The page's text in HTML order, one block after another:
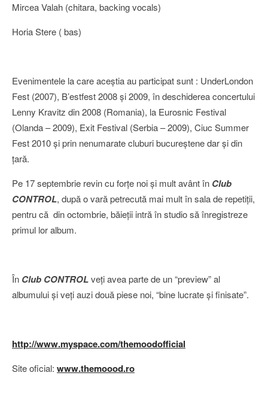
Mircea Valah (chitara, backing vocals)
Horia Stere ( bas)
Evenimentele la care aceştia au participat sunt : UnderLondon
Fest (2007), B’estfest 2008 şi 2009, în deschiderea concertului
Lenny Kravitz din 2008 (Romania), la Eurosnic Festival
(Olanda – 2009), Exit Festival (Serbia – 2009), Ciuc Summer
Fest 2010 şi prin nenumarate cluburi bucureştene dar şi din
ţară.
Pe 17 septembrie revin cu forţe noi şi mult avânt în Club
CONTROL, după o vară petrecută mai mult în sala de repetiţii,
pentru că din octombrie, băieţii intră în studio să înregistreze
primul lor album.
În Club CONTROLveţi avea parte de un “preview” al
albumului şi veţi auzi două piese noi, “bine lucrate şi finisate”.
http://www.myspace.com/themoodofficial
Site oficial: www.themoood.ro